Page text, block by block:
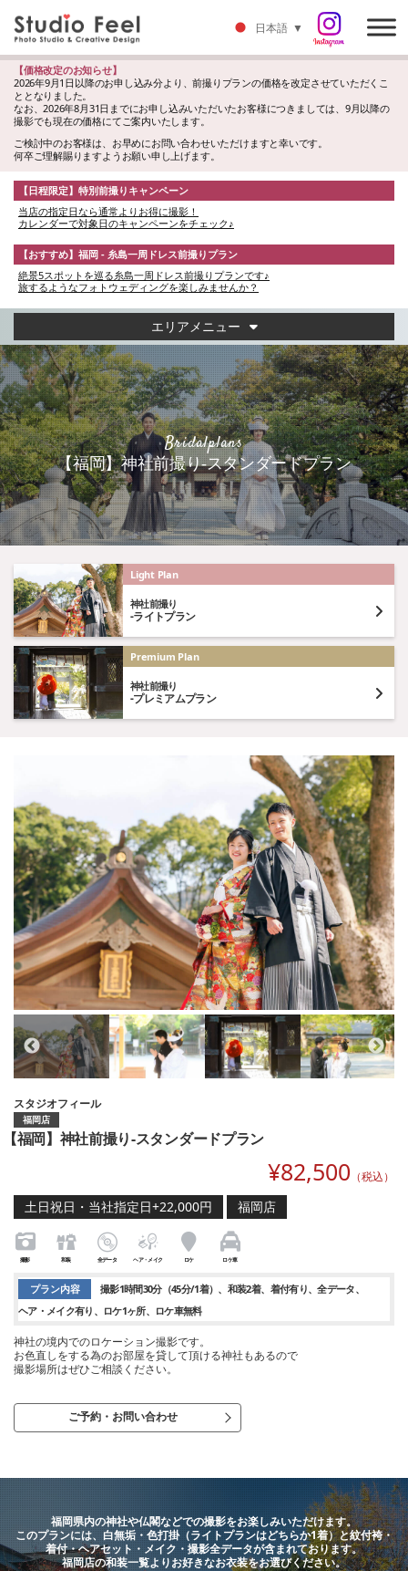
【価格改定のお知らせ】
2026年9月1日以降のお申し込み分より、前撮りプランの価格を改定させていただくこ
ととなりました。
なお、2026年8月31日までにお申し込みいただいたお客様につきましては、9月以降の
撮影でも現在の価格にてご案内いたします。
ご検討中のお客様は、お早めにお問い合わせいただけますと幸いです。
何卒ご理解賜りますようお願い申し上げます。
【日程限定】特別前撮りキャンペーン
当店の指定日なら通常よりお得に撮影！
カレンダーで対象日のキャンペーンをチェック♪
【おすすめ】福岡 - 糸島一周ドレス前撮りプラン
絶景5スポットを巡る糸島一周ドレス前撮りプランです♪
旅するようなフォトウェディングを楽しみませんか？
エリアメニュー
Bridalplans
【福岡】神社前撮り-スタンダードプラン
Light Plan
神社前撮り
-ライトプラン
Premium Plan
神社前撮り
-プレミアムプラン
スタジオフィール
福岡店
【福岡】神社前撮り-スタンダードプラン
¥82,500 （税込）
土日祝日・当社指定日+22,000円 福岡店
撮影 和装 全データ ヘア・メイク ロケ ロケ車
プラン内容 撮影1時間30分（45分/1着） 和装2着 着付有り
全データ
ヘア・メイク有り
ロケ1ヶ所 ロケ車無料
神社の境内でのロケーション撮影です。
お色直しをする為のお部屋を貸して頂ける神社もあるので
撮影場所はぜひご相談ください。
ご予約・お問い合わせ
福岡県内の神社や仏閣などでの撮影をお楽しみいただけます。
このプランには、白無垢・色打掛（ライトプランはどちらか1着）と紋付袴・
着付・ヘアセット・メイク・撮影全データが含まれております。
福岡店の和装一覧よりお好きなお衣装をお選びください。
日本語 ▼